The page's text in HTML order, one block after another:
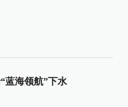
蓝海领航”下水